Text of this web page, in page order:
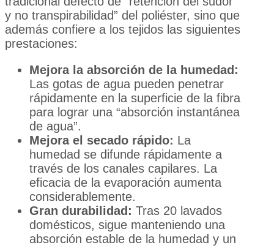
y no transpirabilidad” del poliéster, sino que
además confiere a los tejidos las siguientes
prestaciones:
Mejora la absorción de la humedad:
Las gotas de agua pueden penetrar
rápidamente en la superficie de la fibra
para lograr una “absorción instantánea
de agua”.
Mejora el secado rápido: La
humedad se difunde rápidamente a
través de los canales capilares. La
eficacia de la evaporación aumenta
considerablemente.
Gran durabilidad: Tras 20 lavados
domésticos, sigue manteniendo una
absorción estable de la humedad y un